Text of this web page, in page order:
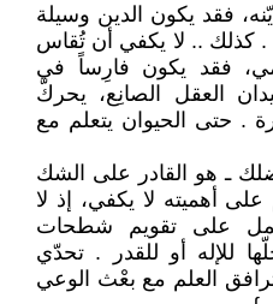
فقد يكون الدين وسيلة
. كذلك .. لا يكفي أن تُقاس
فقد يكون فارِساً في
العقل الصانِع، يحركّ
. حتى الحيوان يتعلم مع
ـ هو القادر على الشك
أهميته لا يكفي، إذ لا
على تقويم شطحات
للإله أو للقدر . تحدّي
العلم مع بعْث الوعي